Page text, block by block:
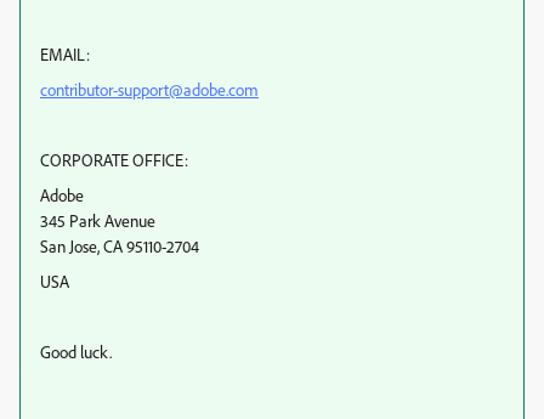
EMAIL:
contributor-support@adobe.com
CORPORATE OFFICE:
Adobe
345 Park Avenue
San Jose, CA 95110-2704
USA
Good luck.